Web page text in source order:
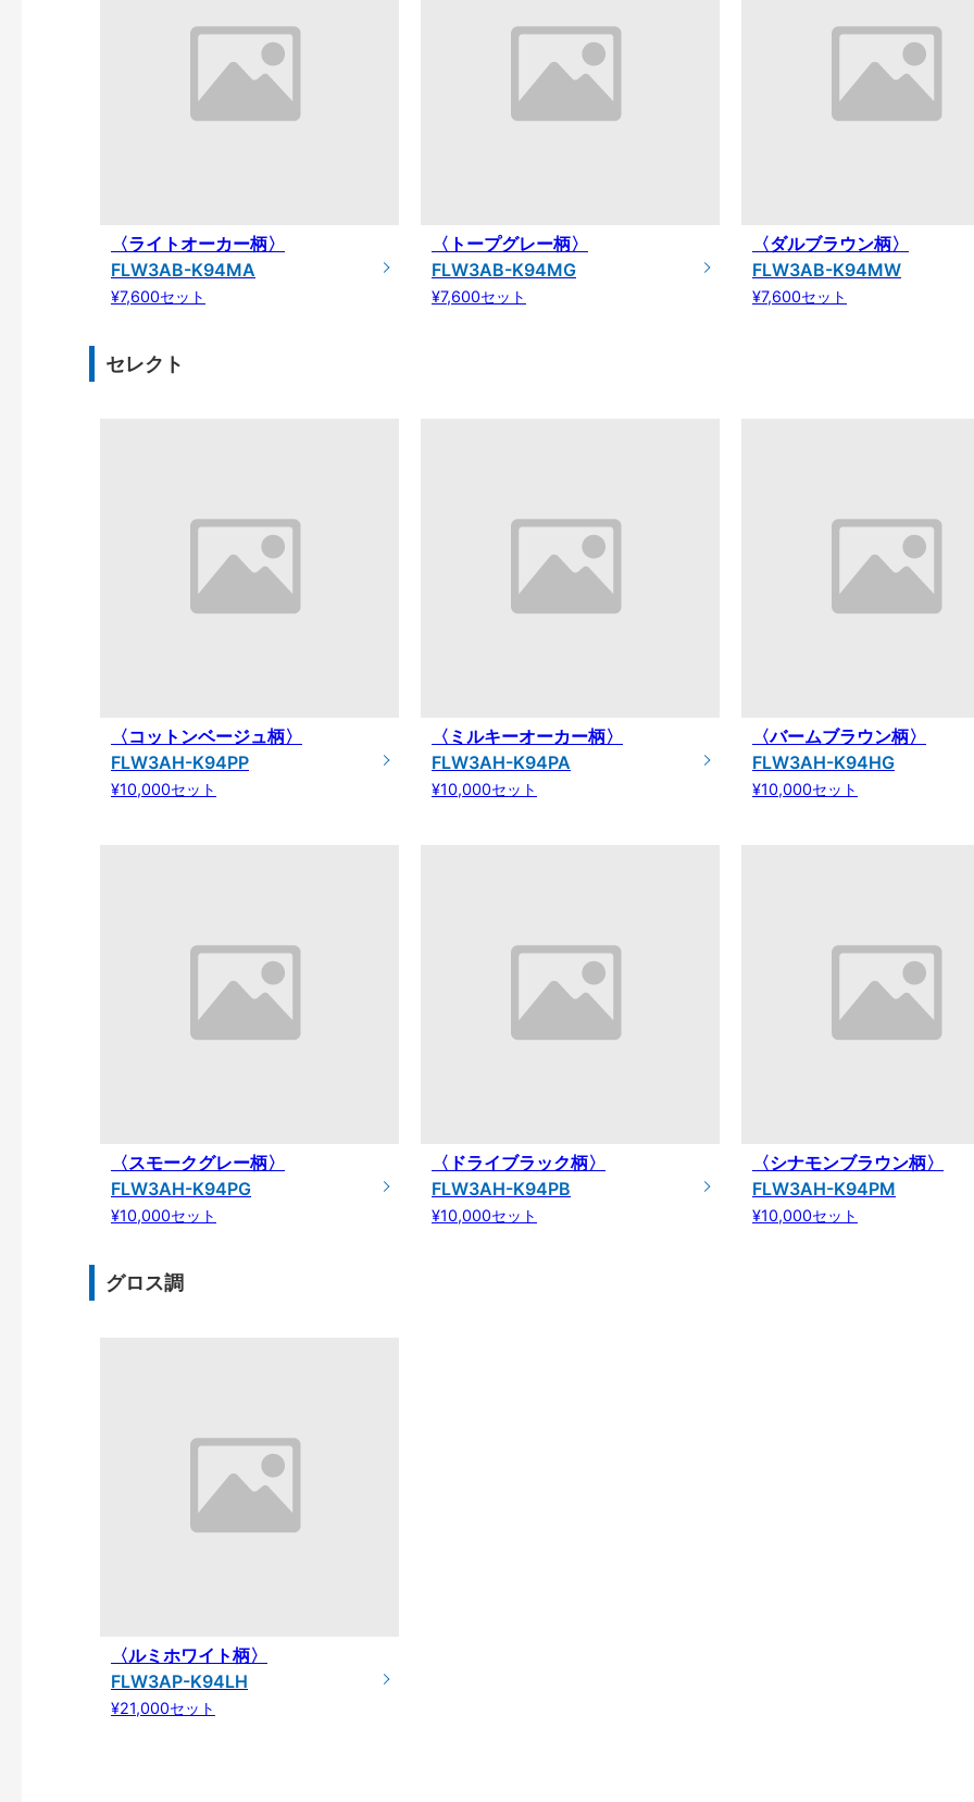
〈ライトオーカー柄〉
FLW3AB-K94MA
¥7,600セット
〈トープグレー柄〉
FLW3AB-K94MG
¥7,600セット
〈ダルブラウン柄〉
FLW3AB-K94MW
¥7,600セット
セレクト
〈コットンベージュ柄〉
FLW3AH-K94PP
¥10,000セット
〈ミルキーオーカー柄〉
FLW3AH-K94PA
¥10,000セット
〈バームブラウン柄〉
FLW3AH-K94HG
¥10,000セット
〈スモークグレー柄〉
FLW3AH-K94PG
¥10,000セット
〈ドライブラック柄〉
FLW3AH-K94PB
¥10,000セット
〈シナモンブラウン柄〉
FLW3AH-K94PM
¥10,000セット
グロス調
〈ルミホワイト柄〉
FLW3AP-K94LH
¥21,000セット